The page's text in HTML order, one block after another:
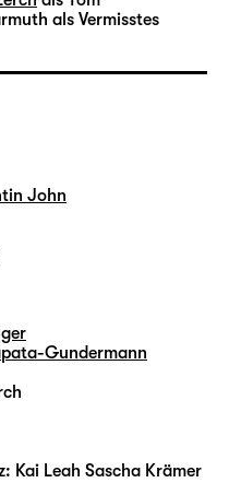
In der Diskothek
es inszeniert von
Regie an der
in Ludwigsburg.
nominiert für
2015 und 2016
Dramatik.
451“ am
zum
in München.
u. a. am ETA
Schauspiel
Schauspiel
Theater Berlin.
Inhalten in
als Vermisstes
John
Gundermann
Kai Leah Sascha Krämer